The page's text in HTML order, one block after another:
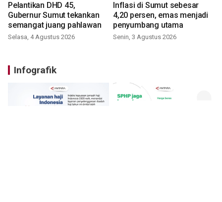
Pelantikan DHD 45,
Gubernur Sumut tekankan
semangat juang pahlawan
Selasa, 4 Agustus 2026
Inflasi di Sumut sebesar
4,20 persen, emas menjadi
penyumbang utama
Senin, 3 Agustus 2026
Infografik